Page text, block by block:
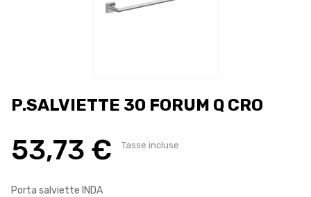
P.SALVIETTE 30 FORUM Q CRO
53,73 € Tasse incluse
Porta salviette INDA